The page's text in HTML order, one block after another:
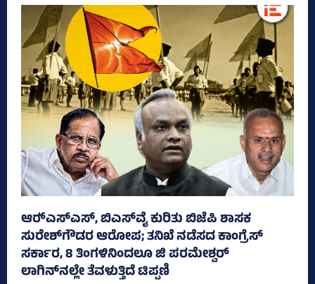
ಆರ್‍‌ಎಸ್‌ಎಸ್‌, ಬಿಎಸ್‌ವೈ ಕುರಿತು ಬಿಜೆಪಿ ಶಾಸಕ
ಸುರೇಶ್‌ಗೌಡರ ಆರೋಪ; ತನಿಖೆ ನಡೆಸದ ಕಾಂಗ್ರೆಸ್‌
ಸರ್ಕಾರ, 8 ತಿಂಗಳಿನಿಂದಲೂ ಜಿ ಪರಮೇಶ್ವರ್
ಲಾಗಿನ್‌ನಲ್ಲೇ ತೆವಳುತ್ತಿದೆ ಟಿಪ್ಪಣಿ